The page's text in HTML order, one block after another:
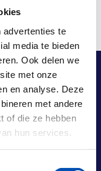
advertenties te
media te bieden
Ook delen we
met onze
en analyse. Deze
met andere
of die ze hebben
hun services.